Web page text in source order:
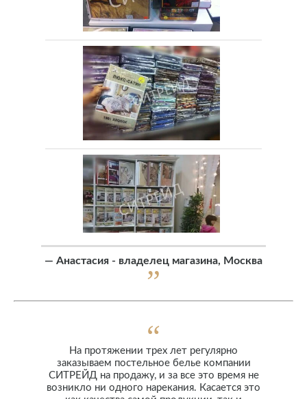
— Анастасия - владелец магазина, Москва
На протяжении трех лет регулярно
заказываем постельное белье компании
СИТРЕЙД на продажу, и за все это время не
возникло ни одного нарекания. Касается это